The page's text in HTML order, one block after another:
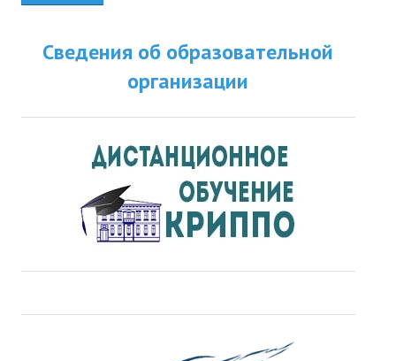
Сведения об образовательной
организации